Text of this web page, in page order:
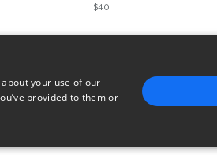
$40
your use of our
provided to them or